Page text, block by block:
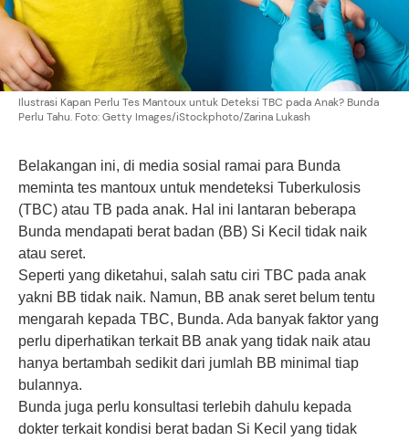
Ilustrasi Kapan Perlu Tes Mantoux untuk Deteksi TBC pada Anak? Bunda
Perlu Tahu. Foto: Getty Images/iStockphoto/Zarina Lukash
Belakangan ini, di media sosial ramai para Bunda
meminta tes mantoux untuk mendeteksi Tuberkulosis
(TBC) atau TB pada anak. Hal ini lantaran beberapa
Bunda mendapati berat badan (BB) Si Kecil tidak naik
atau seret.
Seperti yang diketahui, salah satu ciri TBC pada anak
yakni BB tidak naik. Namun, BB anak seret belum tentu
mengarah kepada TBC, Bunda. Ada banyak faktor yang
perlu diperhatikan terkait BB anak yang tidak naik atau
hanya bertambah sedikit dari jumlah BB minimal tiap
bulannya.
Bunda juga perlu konsultasi terlebih dahulu kepada
dokter terkait kondisi berat badan Si Kecil yang tidak